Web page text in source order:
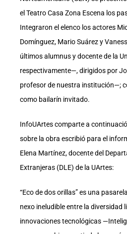
el Teatro Casa Zona Escena los
Integraron el elenco los actores
Domínguez, Mario Suárez y
últimos alumnus y docente de la
respectivamente—, dirigidos por
profesor de nuestra institución—;
como bailarín invitado.
InfoUArtes comparte a
sobre la obra escribió para el
Elena Martínez, docente del
Extranjeras (DLE) de la UArtes:
“Eco de dos orillas” es una
nexo ineludible entre la diversidad
innovaciones tecnológicas